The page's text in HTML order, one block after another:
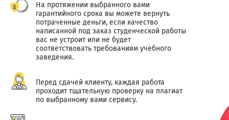
На протяжении выбранного вами
гарантийного срока вы можете вернуть
потраченные деньги, если качество
написанной под заказ студенческой работы
вас не устроит или не будет
соответствовать требованиям учебного
заведения.
Перед сдачей клиенту, каждая работа
проходит тщательную проверку на плагиат
по выбранному вами сервису.